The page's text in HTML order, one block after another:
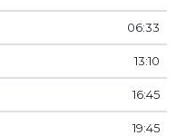
06:33
13:10
16:45
19:45